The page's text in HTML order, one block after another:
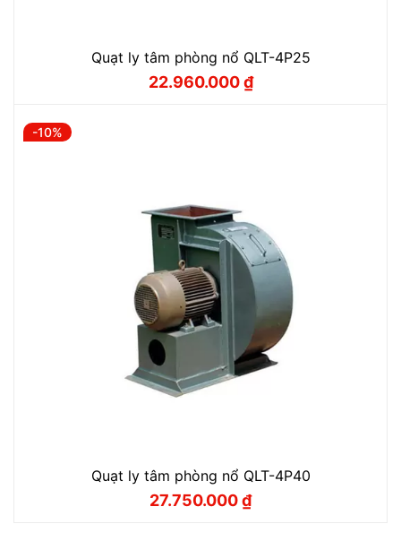
Quạt ly tâm phòng nổ QLT-4P25
Giá
22.960.000₫
Giá
-10%
Quạt ly tâm phòng nổ QLT-4P40
Giá
27.750.000₫
Giá